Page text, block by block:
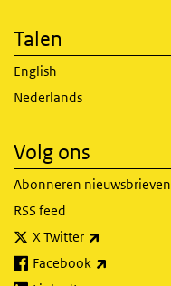
Talen
English
Nederlands
Volg ons
Abonneren nieuwsbrieven
RSS feed
X Twitter
Facebook